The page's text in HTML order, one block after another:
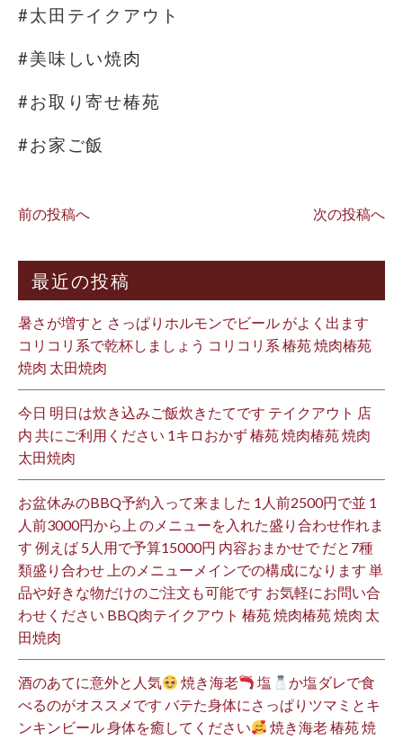
#太田テイクアウト
#美味しい焼肉
#お取り寄せ椿苑
#お家ご飯
前の投稿へ 次の投稿へ
最近の投稿
暑さが増すと さっぱりホルモンでビール がよく出ます
コリコリ系で乾杯しましょう コリコリ系 椿苑 焼肉椿苑
焼肉 太田焼肉
今日 明日は炊き込みご飯炊きたてです テイクアウト 店
内 共にご利用ください 1キロおかず 椿苑 焼肉椿苑 焼肉
太田焼肉
お盆休みのBBQ予約入って来ました 1人前2500円で並 1
人前3000円から上 のメニューを入れた盛り合わせ作れま
す 例えば 5人用で予算15000円 内容おまかせで だと7種
類盛り合わせ 上のメニューメインでの構成になります 単
品や好きな物だけのご注文も可能です お気軽にお問い合
わせください BBQ肉テイクアウト 椿苑 焼肉椿苑 焼肉 太
田焼肉
酒のあてに意外と人気 焼き海老 塩
か塩ダレで食
べるのがオススメです バテた身体にさっぱりツマミとキ
ンキンビール 身体を癒してください
焼き海老 椿苑 焼